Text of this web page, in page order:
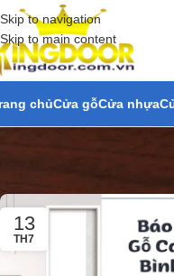
Skip to navigation
Skip to main content
chủCửa gỗCửa nhựa
13
TH7